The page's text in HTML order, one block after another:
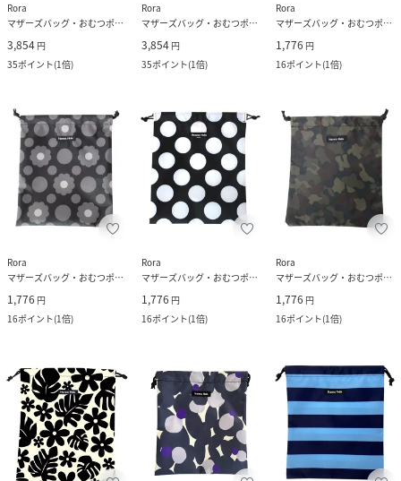
Rora
マザーズバッグ・おむつポーチ
3,854 円
35ポイント(1倍)
Rora
マザーズバッグ・おむつポーチ
3,854 円
35ポイント(1倍)
Rora
マザーズバッグ・おむつポーチ
1,776 円
16ポイント(1倍)
Rora
マザーズバッグ・おむつポーチ
1,776 円
16ポイント(1倍)
Rora
マザーズバッグ・おむつポーチ
1,776 円
16ポイント(1倍)
Rora
マザーズバッグ・おむつポーチ
1,776 円
16ポイント(1倍)